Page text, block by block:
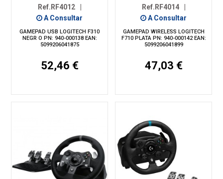
Ref.RF4012
A Consultar
GAMEPAD USB LOGITECH F310
NEGR O PN: 940-000138 EAN:
5099206041875
52,46 €
Ref.RF4014
A Consultar
GAMEPAD WIRELESS LOGITECH
F710 PLATA PN: 940-000142 EAN:
5099206041899
47,03 €